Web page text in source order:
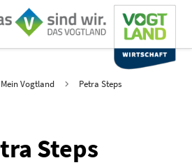
Mein Vogtland Petra Steps
Steps